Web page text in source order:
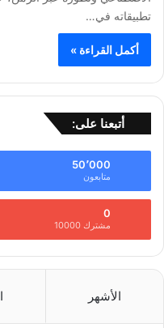
تطبيقاته في…
أكمل القراءة »
أتبعنا على:
50٬000
متابعون
0
مشترك 10000
الأشهر